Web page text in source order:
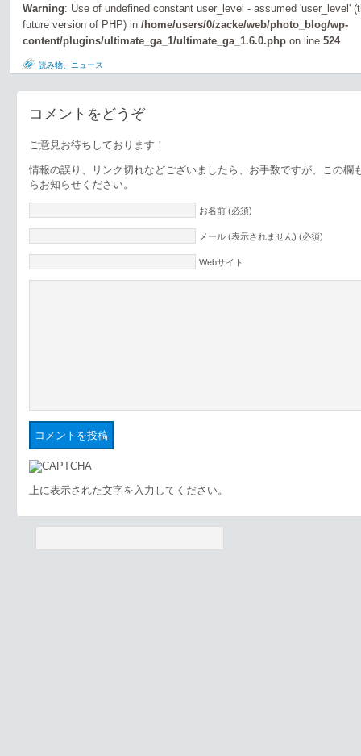
Warning: Use of undefined constant user_level - assumed 'user_level'
future version of PHP) in /home/users/0/zacke/web/photo_blog/wp-
content/plugins/ultimate_ga_1/ultimate_ga_1.6.0.php on line 524
読み物、ニュース
コメントをどうぞ
ご意見お待ちしております！
情報の誤り、リンク切れなどございましたら、お手数ですが、この欄
らお知らせください。
お名前 (必須)
メール (表示されません) (必須)
Webサイト
上に表示された文字を入力してください。